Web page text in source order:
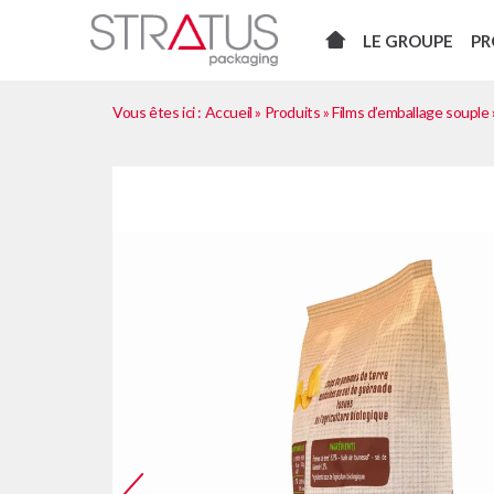
LE GROUPE
Vous êtes ici : Accueil» Produits»Films d’emballage souple